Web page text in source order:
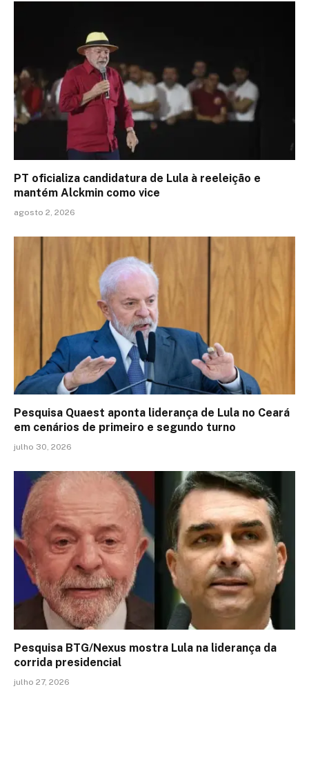
PT oficializa candidatura de Lula à reeleição e
mantém Alckmin como vice
agosto 2, 2026
Pesquisa Quaest aponta liderança de Lula no Ceará
em cenários de primeiro e segundo turno
julho 30, 2026
Pesquisa BTG/Nexus mostra Lula na liderança da
corrida presidencial
julho 27, 2026